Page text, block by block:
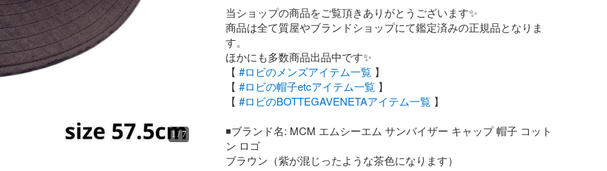
1/7
当ショップの商品をご覧頂きありがとうございます✨
商品は全て質屋やブランドショップにて鑑定済みの正規品となりま
す。
ほかにも多数商品出品中です✨
【 #ロビのメンズアイテム一覧 】
【 #ロビの帽子etcアイテム一覧 】
【 #ロビのBOTTEGAVENETAアイテム一覧 】
◾️ブランド名: MCM エムシーエム サンバイザー キャップ 帽子 コット
ン ロゴ
ブラウン（紫が混じったような茶色になります）